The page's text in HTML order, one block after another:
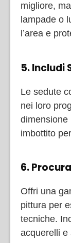
migliore,
lampade o
l’area e
5. Includi
Le sedute
nei loro
dimensione
imbottito
6.
Offri una
pittura per
tecniche.
acquerelli e